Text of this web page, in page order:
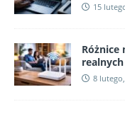
15
Różnice
8